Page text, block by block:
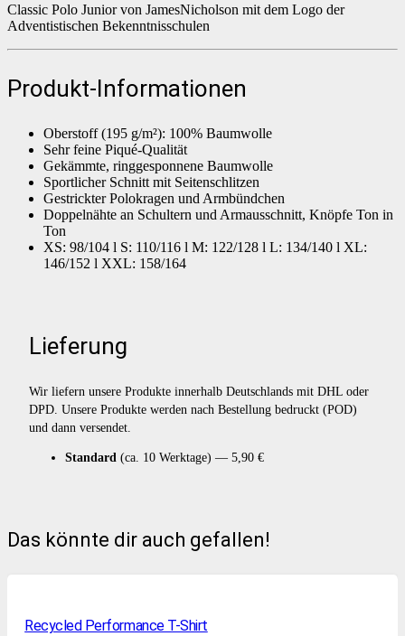
Classic Polo Junior von JamesNicholson mit dem Logo der
Adventistischen Bekenntnisschulen
Produkt-Informationen
Oberstoff (195 g/m²): 100% Baumwolle
Sehr feine Piqué-Qualität
Gekämmte, ringgesponnene Baumwolle
Sportlicher Schnitt mit Seitenschlitzen
Gestrickter Polokragen und Armbündchen
Doppelnähte an Schultern und Armausschnitt, Knöpfe Ton in
Ton
XS: 98/104 l S: 110/116 l M: 122/128 l L: 134/140 l XL:
146/152 l XXL: 158/164
Lieferung
Wir liefern unsere Produkte innerhalb Deutschlands mit DHL oder
DPD. Unsere Produkte werden nach Bestellung bedruckt (POD)
und dann versendet.
Standard (ca. 10 Werktage) — 5,90 €
Das könnte dir auch gefallen!
Recycled Performance T-Shirt